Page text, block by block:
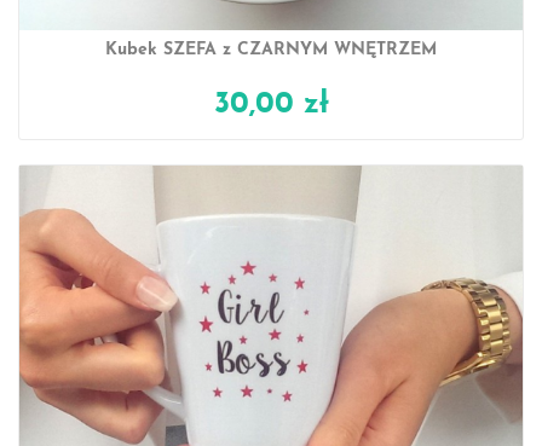
Kubek SZEFA z CZARNYM WNĘTRZEM
30,00 zł